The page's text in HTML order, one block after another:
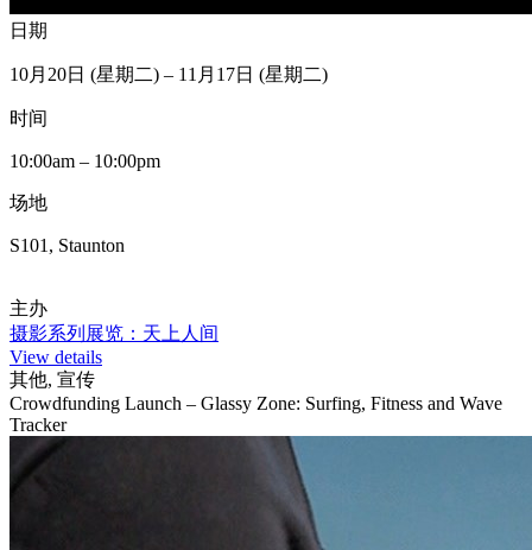
日期
10月20日 (星期二) – 11月17日 (星期二)
时间
10:00am – 10:00pm
场地
S101, Staunton
主办
摄影系列展览：天上人间
View details
其他, 宣传
Crowdfunding Launch – Glassy Zone: Surfing, Fitness and Wave
Tracker